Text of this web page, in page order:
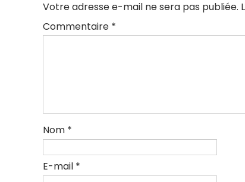
Votre adresse e-mail ne sera pas publiée.
Commentaire *
Nom *
E-mail *